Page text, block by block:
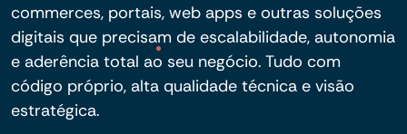
commerces, portais, web apps e outras soluções
digitais que precisam de escalabilidade, autonomia
e aderência total ao seu negócio. Tudo com
código próprio, alta qualidade técnica e visão
estratégica.